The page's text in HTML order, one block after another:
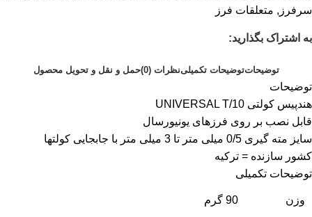
سرفرز , متعلقات فرز
به اشتراک بگذارید:
توضیحاتتوضیحات تکمیلینظرات (0) حمل و نقل و تحویل محصول
توضیحات
هندپیس کولتی UNIVERSAL T/10
قابل نصب بر روی فرزهای یونیورسال
سایز مته گیری 0/5 میلی متر تا 3 میلی متر با جابجایی کولتها
کشور سازنده = ترکیه
توضیحات تکمیلی
وزن 90 گرم